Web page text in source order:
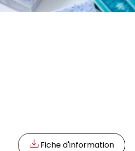
Fiche d'information